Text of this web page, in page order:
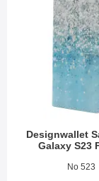
Designwallet
Galaxy S23
VarenummerNo 523